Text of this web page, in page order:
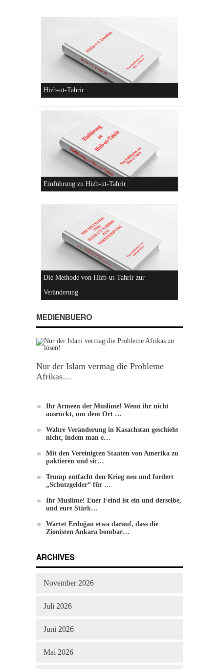
Hizb-ut-Tahrir
Die Methode von Hizb-ut-Tahrir zur
Veränderung
Die parteiliche Blockbildung
Konzeptionen von Hizb-ut-Tahrir
MEDIENBUERO
Nur der Islam vermag die Probleme
Afrikas…
Ihr Armeen der Muslime! Wenn ihr nicht
ausrückt, um dem Ort …
Wahre Veränderung in Kasachstan geschieht
nicht, indem man e…
Mit den Vereinigten Staaten von Amerika zu
paktieren und sic…
Trump entfacht den Krieg neu und fordert
„Schutzgelder“ für …
Ihr Muslime! Euer Feind ist ein und derselbe,
und eure Stärk…
Wartet Erdoğan etwa darauf, dass die
Zionisten Ankara bombar…
ARCHIVES
November 2026
Juli 2026
Juni 2026
Mai 2026